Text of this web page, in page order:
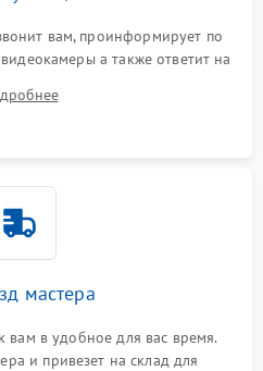
вам, проинформирует по
а также ответит на
мастера
вам в удобное для вас время.
и привезет на склад для